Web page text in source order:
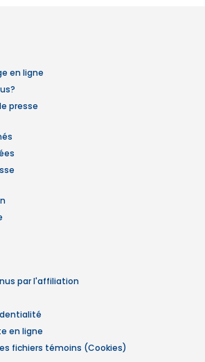
en ligne
presse
par l'affiliation
en ligne
fichiers témoins (Cookies)